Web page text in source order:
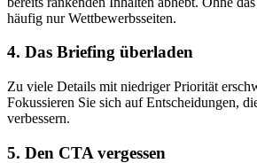
häufig nur Wettbewerbsseiten.
4. Das Briefing überladen
Zu viele Details mit niedriger Priorität
Fokussieren Sie sich auf Entscheidungen,
verbessern.
5. Den CTA vergessen